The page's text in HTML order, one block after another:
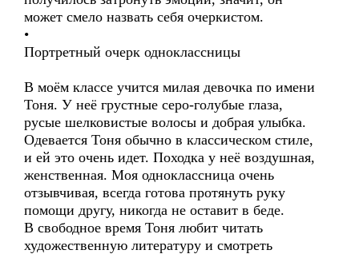
может смело назвать себя очеркистом.
•
Портретный очерк одноклассницы
В моём классе учится милая девочка по имени
Тоня. У неё грустные серо-голубые глаза,
русые шелковистые волосы и добрая улыбка.
Одевается Тоня обычно в классическом стиле,
и ей это очень идет. Походка у неё воздушная,
женственная. Моя одноклассница очень
отзывчивая, всегда готова протянуть руку
помощи другу, никогда не оставит в беде.
В свободное время Тоня любит читать
художественную литературу и смотреть